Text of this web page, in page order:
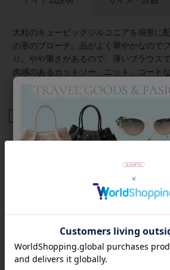
大粒のキュービックジルコニアを扇形に
の形のブローチ。品がよく華やかなので
り。やや重さがあるので、薄いブラウス
肉感のあるカットソー、ニット、コート
すすめです。
商品番号 5191044